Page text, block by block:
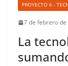
PROYECTO 6 -
7 de febrero de
La